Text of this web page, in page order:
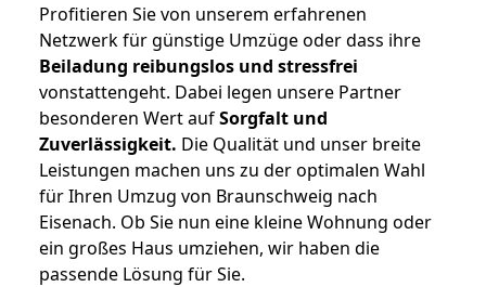
Profitieren Sie von unserem erfahrenen
Netzwerk für günstige Umzüge oder dass ihre
Beiladung reibungslos und stressfrei
vonstattengeht. Dabei legen unsere Partner
besonderen Wert aufSorgfalt und
Zuverlässigkeit. Die Qualität und unser breite
Leistungen machen uns zu der optimalen Wahl
für Ihren Umzug von Braunschweig nach
Eisenach. Ob Sie nun eine kleine Wohnung oder
ein großes Haus umziehen, wir haben die
passende Lösung für Sie.